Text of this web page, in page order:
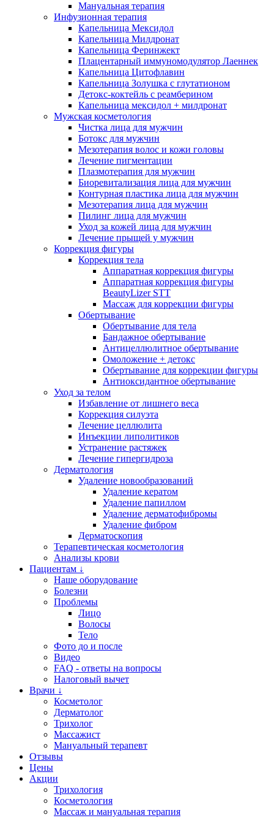
Мануальная терапия
Инфузионная терапия
Капельница Мексидол
Капельница Милдронат
Капельница Феринжект
Плацентарный иммуномодулятор Лаеннек
Капельница Цитофлавин
Капельница Золушка с глутатионом
Детокс-коктейль с реамберином
Капельница мексидол + милдронат
Мужская косметология
Чистка лица для мужчин
Ботокс для мужчин
Мезотерапия волос и кожи головы
Лечение пигментации
Плазмотерапия для мужчин
Биоревитализация лица для мужчин
Контурная пластика лица для мужчин
Мезотерапия лица для мужчин
Пилинг лица для мужчин
Уход за кожей лица для мужчин
Лечение прыщей у мужчин
Коррекция фигуры
Коррекция тела
Аппаратная коррекция фигуры
Аппаратная коррекция фигуры
BeautyLizer STT
Массаж для коррекции фигуры
Обертывание
Обертывание для тела
Бандажное обертывание
Антицеллюлитное обертывание
Омоложение + детокс
Обертывание для коррекции фигуры
Антиоксидантное обертывание
Уход за телом
Избавление от лишнего веса
Коррекция силуэта
Лечение целлюлита
Инъекции липолитиков
Устранение растяжек
Лечение гипергидроза
Дерматология
Удаление новообразований
Удаление кератом
Удаление папиллом
Удаление дерматофибромы
Удаление фибром
Дерматоскопия
Терапевтическая косметология
Анализы крови
Пациентам ↓
Наше оборудование
Болезни
Проблемы
Лицо
Волосы
Тело
Фото до и после
Видео
FAQ - ответы на вопросы
Налоговый вычет
Врачи ↓
Косметолог
Дерматолог
Трихолог
Массажист
Мануальный терапевт
Отзывы
Цены
Акции
Трихология
Косметология
Массаж и мануальная терапия